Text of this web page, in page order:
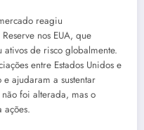
reagiu
nos EUA, que
de risco globalmente.
entre Estados Unidos e
ajudaram a sustentar
foi alterada, mas o
ações.